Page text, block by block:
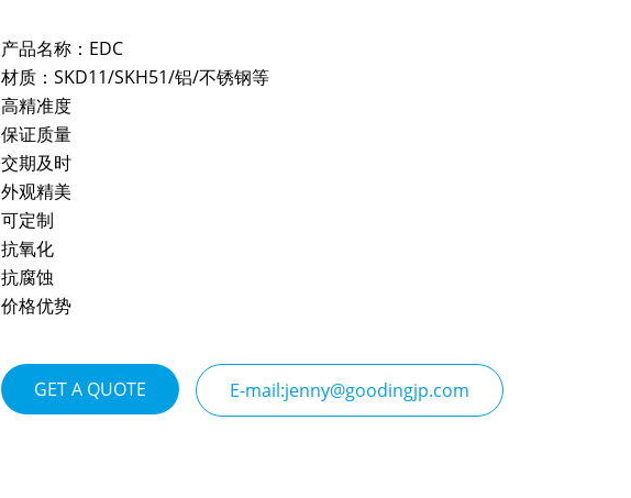
产品名称：EDC
材质：SKD11/SKH51/铝/不锈钢等
高精准度
保证质量
交期及时
外观精美
可定制
抗氧化
抗腐蚀
价格优势
GET A QUOTE E-mail:jenny@goodingjp.com